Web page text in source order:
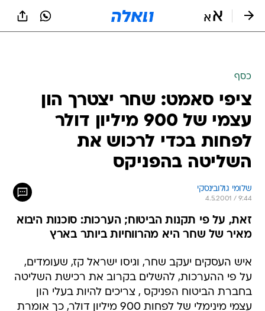
כסף
ציפי סאמט: שחר יצטרך הון
עצמי של 900 מיליון דולר
לפחות בכדי לרכוש את
השליטה בהפניקס
שלומי גולובינסקי
4.5.2001 / 9:44
זאת, על פי תקנות הביטוח; הערכות: סוכנות היבוא
מאיר של שחר היא מהרווחיות ביותר בארץ
איש העסקים יעקב שחר, וגיסו ישראל קז, שעומדים,
על פי ההערכות, להשלים בקרוב את רכישת השליטה
בחברת הביטוח הפניקס , צריכים להיות בעלי הון
עצמי מינימלי של לפחות 900 מיליון דולר, כך אומרת